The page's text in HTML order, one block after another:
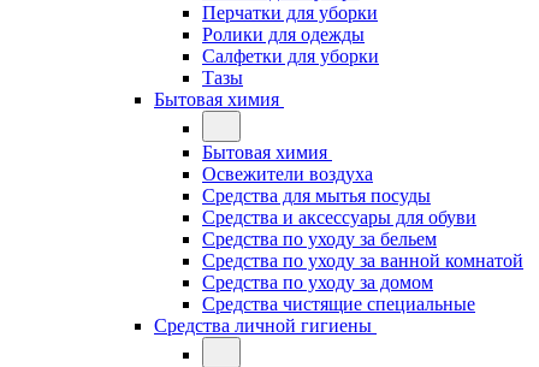
Перчатки для уборки
Ролики для одежды
Салфетки для уборки
Тазы
Бытовая химия
Бытовая химия
Освежители воздуха
Средства для мытья посуды
Средства и аксессуары для обуви
Средства по уходу за бельем
Средства по уходу за ванной комнатой
Средства по уходу за домом
Средства чистящие специальные
Средства личной гигиены